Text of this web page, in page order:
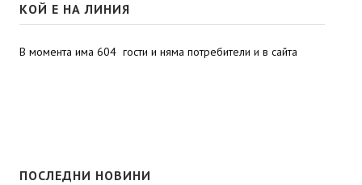
КОЙ Е НА ЛИНИЯ
В момента има 604 гости и няма потребители и в сайта
ПОСЛЕДНИ НОВИНИ